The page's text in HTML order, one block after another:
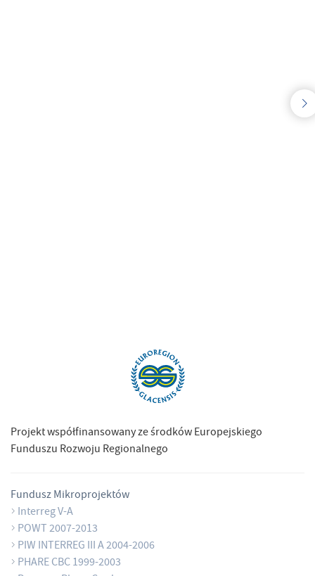
Projekt współfinansowany ze środków Europejskiego
Funduszu Rozwoju Regionalnego
Fundusz Mikroprojektów
Interreg V-A
POWT 2007-2013
PIW INTERREG III A 2004-2006
PHARE CBC 1999-2003